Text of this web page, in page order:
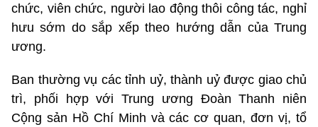
chức, viên chức, người lao động thôi công tác, nghỉ
hưu sớm do sắp xếp theo hướng dẫn của Trung
ương.
Ban thường vụ các tỉnh uỷ, thành uỷ được giao chủ
trì, phối hợp với Trung ương Đoàn Thanh niên
Cộng sản Hồ Chí Minh và các cơ quan, đơn vị, tổ